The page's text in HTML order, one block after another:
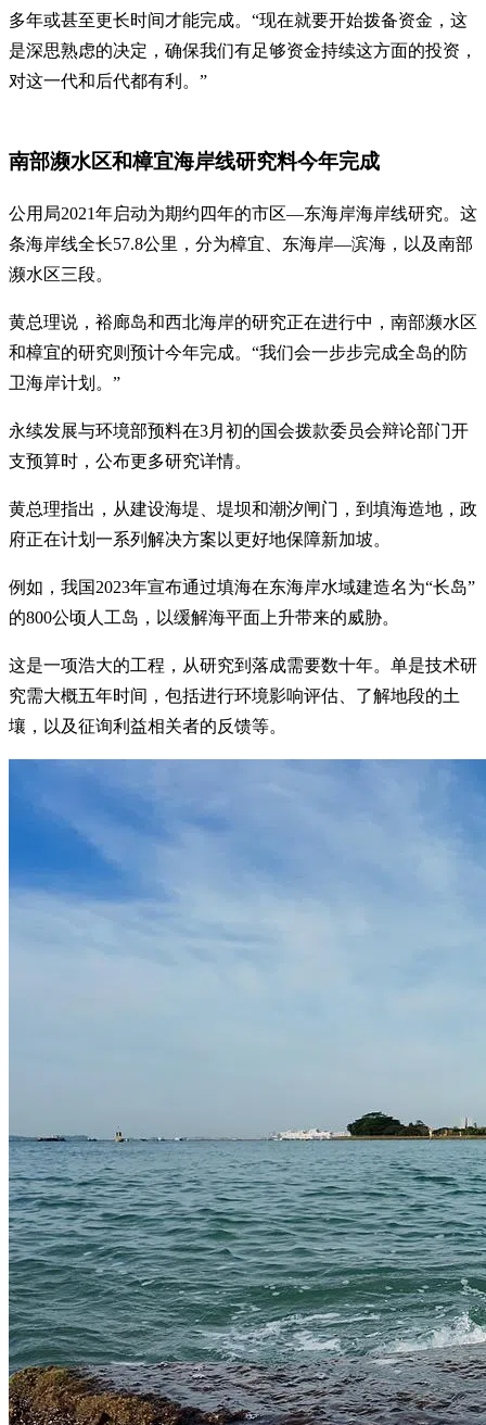
多年或甚至更长时间才能完成。“现在就要开始拨备资金，这
是深思熟虑的决定，确保我们有足够资金持续这方面的投资，
对这一代和后代都有利。”
南部濒水区和樟宜海岸线研究料今年完成
公用局2021年启动为期约四年的市区—东海岸海岸线研究。这
条海岸线全长57.8公里，分为樟宜、东海岸—滨海，以及南部
濒水区三段。
黄总理说，裕廊岛和西北海岸的研究正在进行中，南部濒水区
和樟宜的研究则预计今年完成。“我们会一步步完成全岛的防
卫海岸计划。”
永续发展与环境部预料在3月初的国会拨款委员会辩论部门开
支预算时，公布更多研究详情。
黄总理指出，从建设海堤、堤坝和潮汐闸门，到填海造地，政
府正在计划一系列解决方案以更好地保障新加坡。
例如，我国2023年宣布通过填海在东海岸水域建造名为“长岛”
的800公顷人工岛，以缓解海平面上升带来的威胁。
这是一项浩大的工程，从研究到落成需要数十年。单是技术研
究需大概五年时间，包括进行环境影响评估、了解地段的土
壤，以及征询利益相关者的反馈等。